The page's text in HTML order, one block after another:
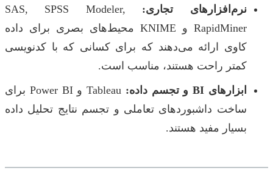
نرم‌افزارهای تجاری:
SAS, SPSS Modeler,
RapidMiner و KNIME محیط‌های بصری برای داده
کاوی ارائه می‌دهند که برای کسانی که با کدنویسی
کمتر راحت هستند، مناسب است.
ابزارهای BI و تجسم داده:
Tableau و Power BI برای
ساخت داشبوردهای تعاملی و تجسم نتایج تحلیل داده
بسیار مفید هستند.